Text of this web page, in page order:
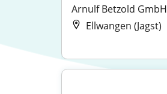
Arnulf Betzold GmbH
Ellwangen (Jagst)